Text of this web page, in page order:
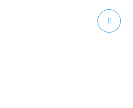
CHC V6 HOTEND 24V